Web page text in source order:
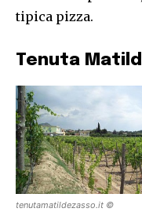
tipica pizza.
Tenuta
tenutamatildezasso.it ©